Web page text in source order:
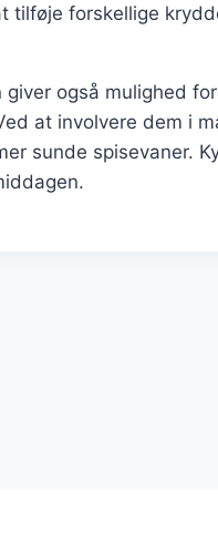
forskellige
også mulighed
at involvere dem i
sunde spisevaner.